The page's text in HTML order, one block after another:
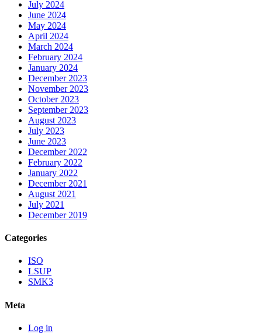
July 2024
June 2024
May 2024
April 2024
March 2024
February 2024
January 2024
December 2023
November 2023
October 2023
September 2023
August 2023
July 2023
June 2023
December 2022
February 2022
January 2022
December 2021
August 2021
July 2021
December 2019
Categories
ISO
LSUP
SMK3
Meta
Log in